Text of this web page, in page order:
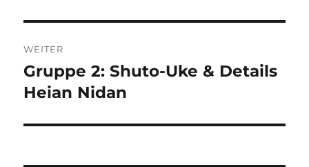
WEITER
Nächster
Beitrag:
Gruppe 2: Shuto-Uke & Details
Heian Nidan